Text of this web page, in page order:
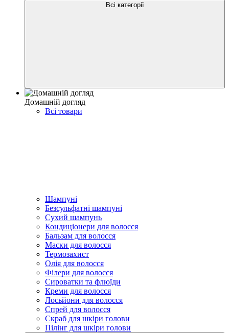
Всі категорії
Домашній догляд
Всі товари
Шампуні
Безсульфатні шампуні
Сухий шампунь
Кондиціонери для волосся
Бальзам для волосся
Маски для волосся
Термозахист
Олія для волосся
Філери для волосся
Сироватки та флюїди
Креми для волосся
Лосьйони для волосся
Спрей для волосся
Скраб для шкіри голови
Пілінг для шкіри голови